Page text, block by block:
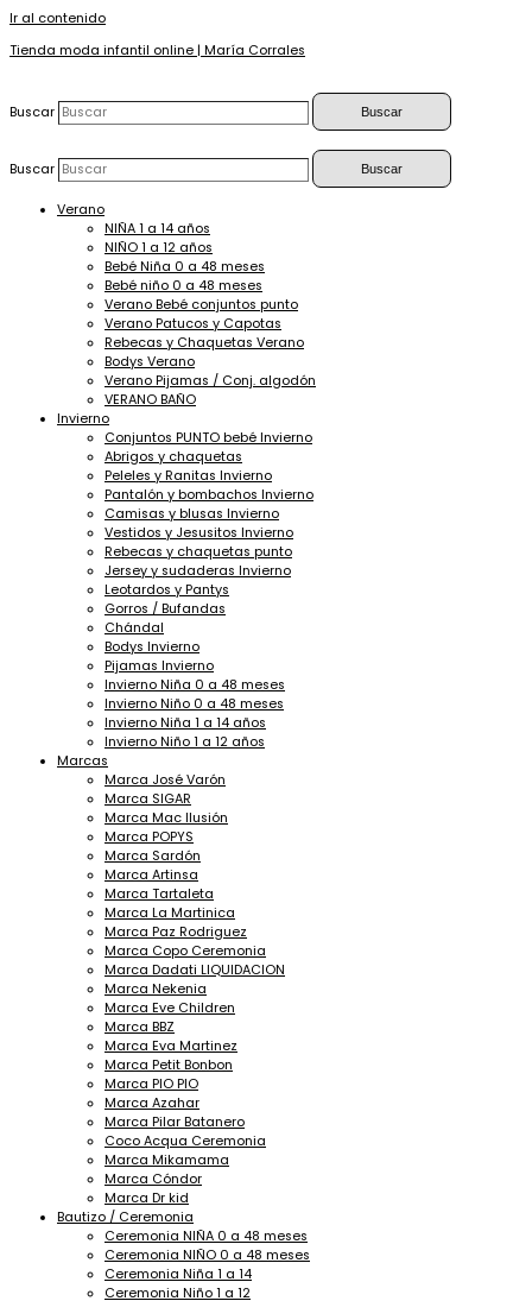
Ir al contenido
Tienda moda infantil online | María Corrales
Buscar Buscar
Buscar Buscar
Verano
NIÑA 1 a 14 años
NIÑO 1 a 12 años
Bebé Niña 0 a 48 meses
Bebé niño 0 a 48 meses
Verano Bebé conjuntos punto
Verano Patucos y Capotas
Rebecas y Chaquetas Verano
Bodys Verano
Verano Pijamas / Conj. algodón
VERANO BAÑO
Invierno
Conjuntos PUNTO bebé Invierno
Abrigos y chaquetas
Peleles y Ranitas Invierno
Pantalón y bombachos Invierno
Camisas y blusas Invierno
Vestidos y Jesusitos Invierno
Rebecas y chaquetas punto
Jersey y sudaderas Invierno
Leotardos y Pantys
Gorros / Bufandas
Chándal
Bodys Invierno
Pijamas Invierno
Invierno Niña 0 a 48 meses
Invierno Niño 0 a 48 meses
Invierno Niña 1 a 14 años
Invierno Niño 1 a 12 años
Marcas
Marca José Varón
Marca SIGAR
Marca Mac Ilusión
Marca POPYS
Marca Sardón
Marca Artinsa
Marca Tartaleta
Marca La Martinica
Marca Paz Rodriguez
Marca Copo Ceremonia
Marca Dadati LIQUIDACION
Marca Nekenia
Marca Eve Children
Marca BBZ
Marca Eva Martinez
Marca Petit Bonbon
Marca PIO PIO
Marca Azahar
Marca Pilar Batanero
Coco Acqua Ceremonia
Marca Mikamama
Marca Cóndor
Marca Dr kid
Bautizo / Ceremonia
Ceremonia NIÑA 0 a 48 meses
Ceremonia NIÑO 0 a 48 meses
Ceremonia Niña 1 a 14
Ceremonia Niño 1 a 12